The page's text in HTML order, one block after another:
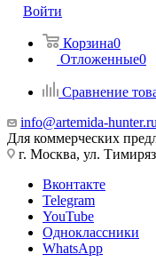
Войти
Корзина0
Отложенные0
Сравнение
info@artemida-hunter.ru
Для коммерческих
г. Москва, ул.
Вконтакте
Telegram
YouTube
Одноклассники
WhatsApp